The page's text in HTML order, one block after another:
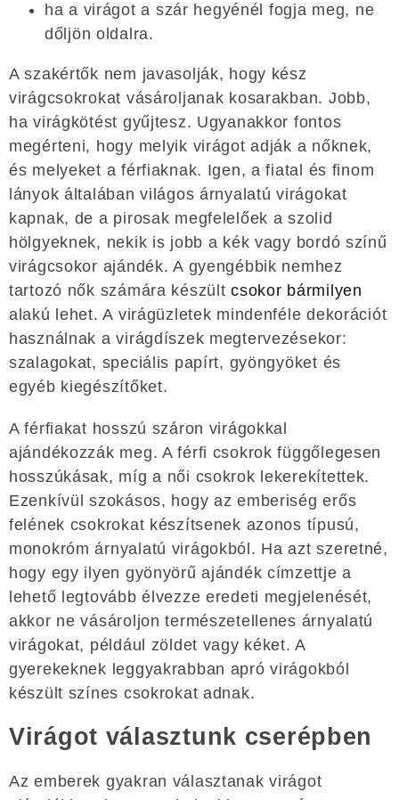
ha a virágot a szár hegyénél fogja meg, ne
dőljön oldalra.
A szakértők nem javasolják, hogy kész
virágcsokrokat vásároljanak kosarakban. Jobb,
ha virágkötést gyűjtesz. Ugyanakkor fontos
megérteni, hogy melyik virágot adják a nőknek,
és melyeket a férfiaknak. Igen, a fiatal és finom
lányok általában világos árnyalatú virágokat
kapnak, de a pirosak megfelelőek a szolid
hölgyeknek, nekik is jobb a kék vagy bordó színű
virágcsokor ajándék. A gyengébbik nemhez
tartozó nők számára készültcsokor bármilyen
alakú lehet. A virágüzletek mindenféle dekorációt
használnak a virágdíszek megtervezésekor:
szalagokat, speciális papírt, gyöngyöket és
egyéb kiegészítőket.
A férfiakat hosszú száron virágokkal
ajándékozzák meg. A férfi csokrok függőlegesen
hosszúkásak, míg a női csokrok lekerekítettek.
Ezenkívül szokásos, hogy az emberiség erős
felének csokrokat készítsenek azonos típusú,
monokróm árnyalatú virágokból. Ha azt szeretné,
hogy egy ilyen gyönyörű ajándék címzettje a
lehető legtovább élvezze eredeti megjelenését,
akkor ne vásároljon természetellenes árnyalatú
virágokat, például zöldet vagy kéket. A
gyerekeknek leggyakrabban apró virágokból
készült színes csokrokat adnak.
Virágot választunk cserépben
Az emberek gyakran választanak virágot